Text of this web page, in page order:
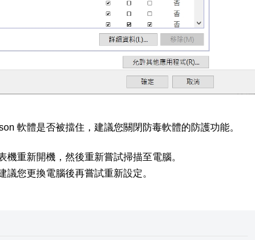
軟體是否被擋住，建議您關閉防毒軟體的防護功能。
機重新開機，然後重新嘗試掃描至電腦。
您更換電腦後再嘗試重新設定。